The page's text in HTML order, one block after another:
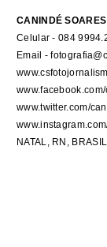
CANINDÉ
Celular - 084
Email -
www.twitter.com/
NATAL, RN, BRASIL